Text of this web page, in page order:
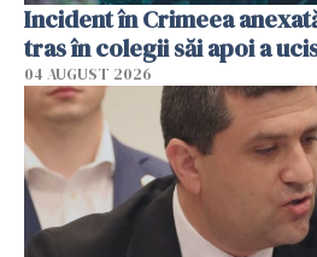
Incident în Crimeea
tras în colegii săi apoi a
04 AUGUST 2026